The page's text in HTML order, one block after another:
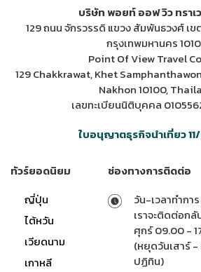
บริษัท พอยท์ ออฟ วิว ทราเ
129 ถนน จักรวรรดิ แขวง สัมพันธวงศ์ เ
กรุงเทพมหานคร
Point Of View Travel
129 Chakkrawat, Khet
Nakhon 10100,
เลขทะเบียนนิติบุคคล
ใบอนุญาตธุรกิจนำเที่ยว
ทัวร์ยอดนิยม
ญี่ปุ่น
ไต้หวัน
เวียดนาม
เกาหลี
ช่องทางการติดต่อ
วัน-เวลาทำการ
เราจะติดต่อกลั
ศุกร์ 09.00 -
(หยุดวันเสาร์
ปฏิทิน)